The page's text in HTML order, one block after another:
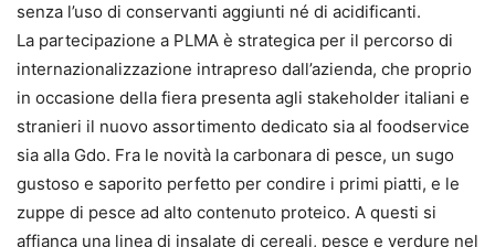
senza l’uso di conservanti aggiunti né di acidificanti.
La partecipazione a PLMA è strategica per il percorso di
internazionalizzazione intrapreso dall’azienda, che proprio
in occasione della fiera presenta agli stakeholder italiani e
stranieri il nuovo assortimento dedicato sia al foodservice
sia alla Gdo. Fra le novità la carbonara di pesce, un sugo
gustoso e saporito perfetto per condire i primi piatti, e le
zuppe di pesce ad alto contenuto proteico. A questi si
affianca una linea di insalate di cereali, pesce e verdure nel